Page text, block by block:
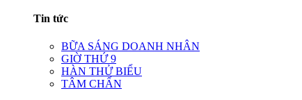
Tin tức
BỮA SÁNG DOANH NHÂN
GIỜ THỨ 9
HÀN THỬ BIỂU
TÂM CHẤN